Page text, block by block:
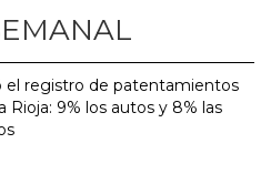
el registro de patentamientos
Rioja: 9% los autos y 8% las